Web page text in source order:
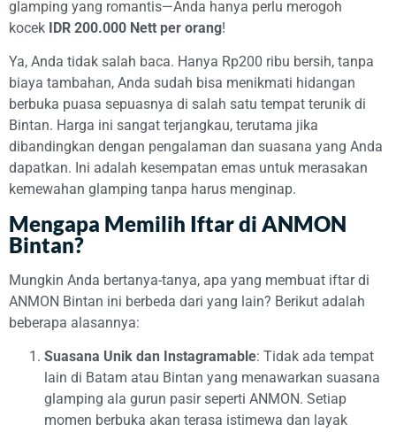
glamping yang romantis—Anda hanya perlu merogoh
kocek IDR 200.000 Nett per orang!
Ya, Anda tidak salah baca. Hanya Rp200 ribu bersih, tanpa
biaya tambahan, Anda sudah bisa menikmati hidangan
berbuka puasa sepuasnya di salah satu tempat terunik di
Bintan. Harga ini sangat terjangkau, terutama jika
dibandingkan dengan pengalaman dan suasana yang Anda
dapatkan. Ini adalah kesempatan emas untuk merasakan
kemewahan glamping tanpa harus menginap.
Mengapa Memilih Iftar di ANMON
Bintan?
Mungkin Anda bertanya-tanya, apa yang membuat iftar di
ANMON Bintan ini berbeda dari yang lain? Berikut adalah
beberapa alasannya:
Suasana Unik dan Instagramable: Tidak ada tempat
lain di Batam atau Bintan yang menawarkan suasana
glamping ala gurun pasir seperti ANMON. Setiap
momen berbuka akan terasa istimewa dan layak